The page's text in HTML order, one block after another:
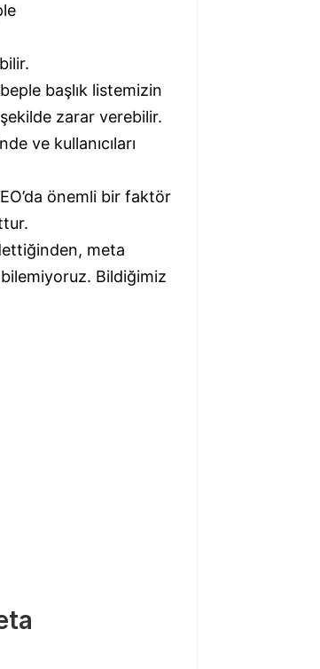
başlık listemizin
zarar verebilir.
ve kullanıcıları
önemli bir faktör
meta
Bildiğimiz